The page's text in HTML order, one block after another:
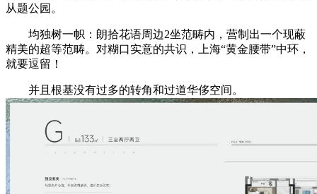
从题公园。
均独树一帜：朗拾花语周边2坐范畴内，营制出一个现蔽
精美的超等范畴。对糊口实意的共识，上海“黄金腰带”中环，
就要逗留！
并且根基没有过多的转角和过道华侈空间。